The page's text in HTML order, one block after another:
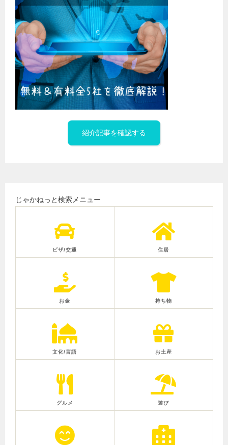
紹介記事を確認する
じゃかねっと検索メニュー
ビザ/交通 住居
お金 持ち物
文化/言語 お土産
グルメ 遊び